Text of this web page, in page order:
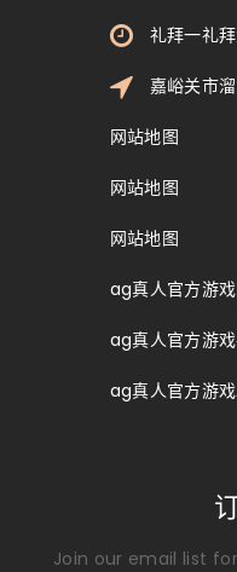
礼拜一礼
嘉峪关市
网站地图
网站地图
网站地图
ag真人官方游
ag真人官方游
ag真人官方游
Join our email list